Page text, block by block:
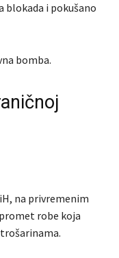
i pokušano
bomba.
na privremenim
robe koja